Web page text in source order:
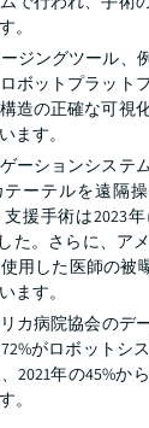
。
ジングツール、
ボットプラット
造の正確な可視
ます。
ーションシステ
ーテルを遠隔
援手術は2023
た。さらに、ア
用した医師の被
ます。
カ病院協会のデ
がロボットシ
2021年の45%か
。